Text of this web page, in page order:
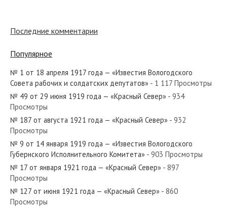
№ 127 от июня 1948 года — «Красный Север»
№ 96 от апреля 1986 года — «Красный Север»
№ 175 от июля 1959 года — «Красный Север»
Последние комментарии
Популярное
№ 1 от 18 апреля 1917 года — «Известия Вологодского
Совета рабочих и солдатских депутатов» - 1 117 Просмотры
№ 49 от 29 июня 1919 года — «Красный Север» - 934
Просмотры
№ 187 от августа 1921 года — «Красный Север» - 932
Просмотры
№ 9 от 14 января 1919 года — «Известия Вологодского
Губернского Исполнительного Комитета» - 903 Просмотры
№ 17 от января 1921 года — «Красный Север» - 897
Просмотры
№ 127 от июня 1921 года — «Красный Север» - 860
Просмотры